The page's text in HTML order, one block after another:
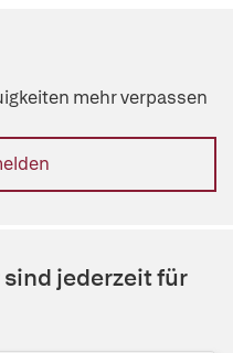
mehr verpassen
sind jederzeit für